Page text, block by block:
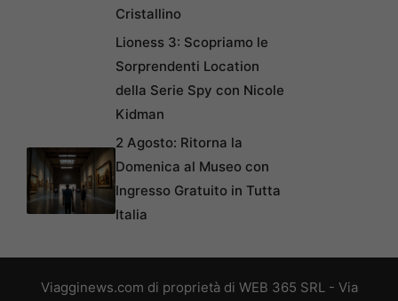
Cristallino
Lioness 3: Scopriamo le
Sorprendenti Location
della Serie Spy con Nicole
Kidman
2 Agosto: Ritorna la
Domenica al Museo con
Ingresso Gratuito in Tutta
Italia
Viagginews.com di proprietà di WEB 365 SRL - Via